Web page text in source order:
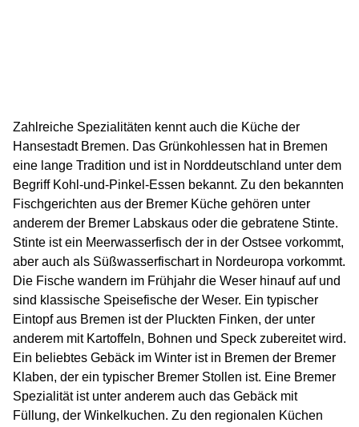
Zahlreiche Spezialitäten kennt auch die Küche der
Hansestadt Bremen. Das Grünkohlessen hat in Bremen
eine lange Tradition und ist in Norddeutschland unter dem
Begriff Kohl-und-Pinkel-Essen bekannt. Zu den bekannten
Fischgerichten aus der Bremer Küche gehören unter
anderem der Bremer Labskaus oder die gebratene Stinte.
Stinte ist ein Meerwasserfisch der in der Ostsee vorkommt,
aber auch als Süßwasserfischart in Nordeuropa vorkommt.
Die Fische wandern im Frühjahr die Weser hinauf auf und
sind klassische Speisefische der Weser. Ein typischer
Eintopf aus Bremen ist der Pluckten Finken, der unter
anderem mit Kartoffeln, Bohnen und Speck zubereitet wird.
Ein beliebtes Gebäck im Winter ist in Bremen der Bremer
Klaben, der ein typischer Bremer Stollen ist. Eine Bremer
Spezialität ist unter anderem auch das Gebäck mit
Füllung, der Winkelkuchen. Zu den regionalen Küchen